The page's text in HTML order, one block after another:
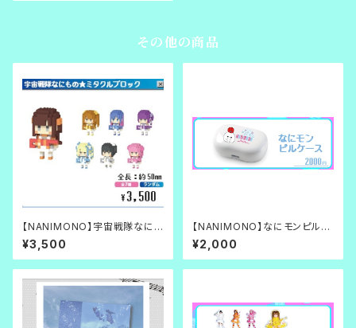
その他の商品
【NANIMONO】宇宙戦隊なにも
の☆ミタクルブロック（全7種ラ
ンダム）【コンティニューします
か？】
¥3,500
【NANIMONO】なにモンピルケ
ース【 Kawaii Furutre Idol 】
¥2,000